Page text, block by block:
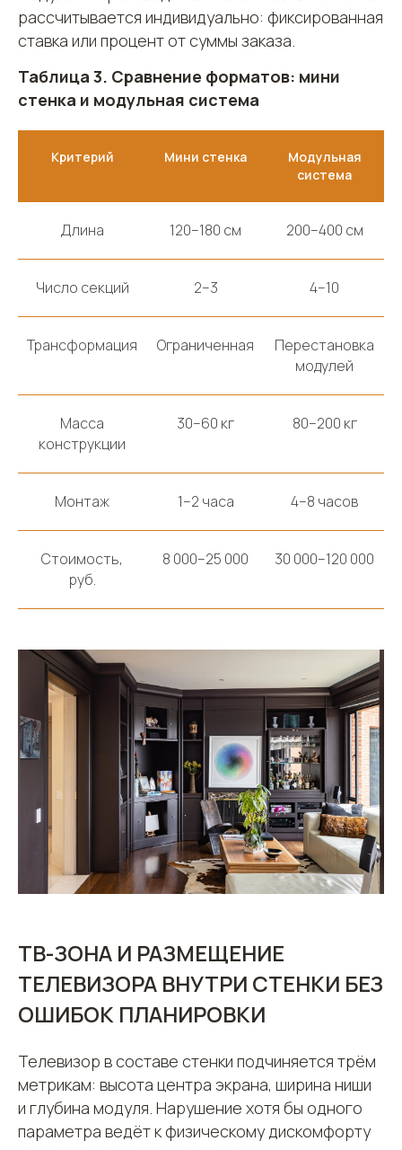
рассчитывается индивидуально: фиксированная
ставка или процент от суммы заказа.
Таблица 3. Сравнение форматов: мини
стенка и модульная система
Критерий Мини стенка
Модульная
система
Длина 120–180 см 200–400 см
Число секций 2–3 4–10
Трансформация Ограниченная
Перестановка
модулей
Масса
конструкции
30–60 кг 80–200 кг
Монтаж 1–2 часа 4–8 часов
Стоимость,
руб.
8 000–25 000 30 000–120 000
ТВ-ЗОНА И РАЗМЕЩЕНИЕ
ТЕЛЕВИЗОРА ВНУТРИ СТЕНКИ БЕЗ
ОШИБОК ПЛАНИРОВКИ
Телевизор в составе стенки подчиняется трём
метрикам: высота центра экрана, ширина ниши
и глубина модуля. Нарушение хотя бы одного
параметра ведёт к физическому дискомфорту